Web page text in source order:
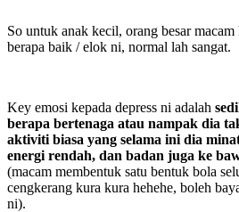
So untuk anak kecil, orang besar
berapa baik / elok ni, normal lah sangat.
Key emosi kepada depress ni adalah
berapa bertenaga atau nampak dia
aktiviti biasa yang selama ini dia
energi rendah, dan badan juga ke
(macam membentuk satu bentuk bola
cengkerang kura kura hehehe, boleh
ni).